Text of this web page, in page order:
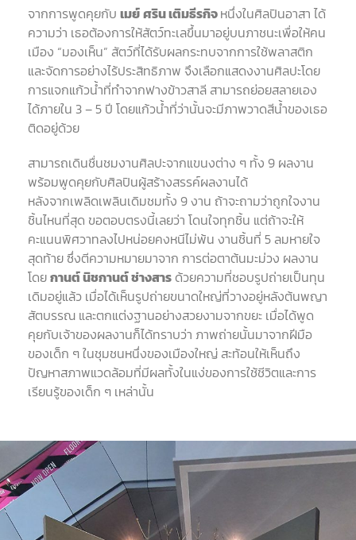
จากการพูดคุยกับ เมย์ศรินเติมธีรกิจหนึ่งในศิลปินอาสา ได้
ความว่า เธอต้องการให้สัตว์ทะเลขึ้นมาอยู่บนภาชนะเพื่อให้คน
เมือง “มองเห็น” สัตว์ที่ได้รับผลกระทบจากการใช้พลาสติก
และจัดการอย่างไร้ประสิทธิภาพ จึงเลือกแสดงงานศิลปะโดย
การแจกแก้วน้ำที่ทำจากฟางข้าวสาลี สามารถย่อยสลายเอง
ได้ภายใน 3 – 5 ปี โดยแก้วน้ำที่ว่านั้นจะมีภาพวาดสีน้ำของเธอ
ติดอยู่ด้วย
สามารถเดินชื่นชมงานศิลปะจากแขนงต่าง ๆ ทั้ง 9 ผลงาน
พร้อมพูดคุยกับศิลปินผู้สร้างสรรค์ผลงานได้
หลังจากเพลิดเพลินเดิมชมทั้ง 9งาน ถ้าจะถามว่าถูกใจงาน
ชิ้นไหนที่สุด ขอตอบตรงนี้เลยว่า โดนใจทุกชิ้น แต่ถ้าจะให้
คะแนนพิศวาทลงไปหน่อยคงหนีไม่พ้น งานชิ้นที่ 5 ลมหายใจ
สุดท้าย ซึ่งตีความหมายมาจาก การต่อตาต้นมะม่วง ผลงาน
โดยกานต์นิชกานต์ช่างสารด้วยความที่ชอบรูปถ่ายเป็นทุน
เดิมอยู่แล้ว เมื่อได้เห็นรูปถ่ายขนาดใหญ่ที่วางอยู่หลังต้นพญา
สัตบรรณ และตกแต่งฐานอย่างสวยงามจากขยะ เมื่อได้พูด
คุยกับเจ้าของผลงานก็ได้ทราบว่า ภาพถ่ายนั้นมาจากฝีมือ
ของเด็ก ๆ ในชุมชนหนึ่งของเมืองใหญ่ สะท้อนให้เห็นถึง
ปัญหาสภาพแวดล้อมที่มีผลทั้งในแง่ของการใช้ชีวิตและการ
เรียนรู้ของเด็ก ๆ เหล่านั้น